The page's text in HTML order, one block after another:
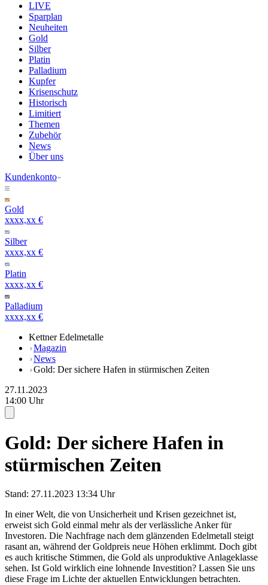
LIVE
Sparplan
Neuheiten
Gold
Silber
Platin
Palladium
Kupfer
Krisenschutz
Historisch
Limitiert
Themen
Zubehör
News
Über uns
Kundenkonto
Gold
xxxx,xx €
Silber
xxxx,xx €
Platin
xxxx,xx €
Palladium
xxxx,xx €
Kettner Edelmetalle
Magazin
News
Gold: Der sichere Hafen in stürmischen Zeiten
27.11.2023
14:00 Uhr
Gold: Der sichere Hafen in
stürmischen Zeiten
Stand: 27.11.2023 13:34 Uhr
In einer Welt, die von Unsicherheit und Krisen gezeichnet ist,
erweist sich Gold einmal mehr als der verlässliche Anker für
Investoren. Die Nachfrage nach dem glänzenden Edelmetall steigt
rasant an, während der Goldpreis neue Höhen erklimmt. Doch gibt
es auch kritische Stimmen, die Gold als unproduktive Anlageklasse
sehen. Ist Gold wirklich eine lohnende Investition? Lassen Sie uns
diese Frage im Lichte der aktuellen Entwicklungen betrachten.